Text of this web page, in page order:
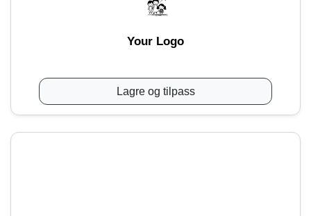
Your Logo
Lagre og tilpass